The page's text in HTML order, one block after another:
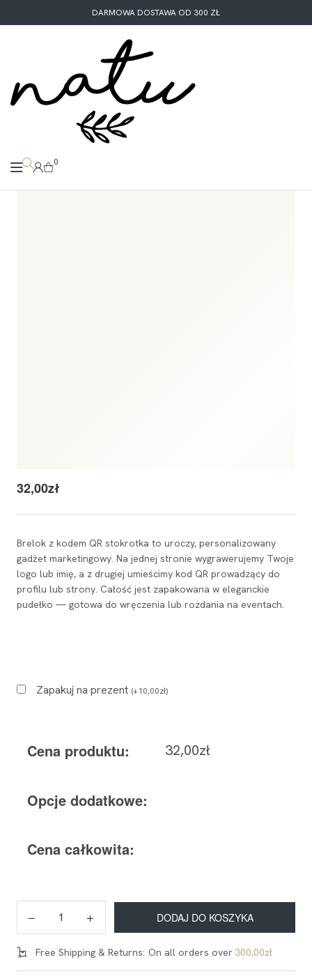
DARMOWA DOSTAWA OD 300 ZŁ
0
32,00zł
Brelok z kodem QR stokrotka to uroczy, personalizowany
gadżet marketingowy. Na jednej stronie wygrawerujemy Twoje
logo lub imię, a z drugiej umieścimy kod QR prowadzący do
profilu lub strony. Całość jest zapakowana w eleganckie
pudełko — gotowa do wręczenia lub rozdania na eventach.
Zapakuj na prezent (+10,00zł)
Cena produktu: 32,00zł
Opcje dodatkowe:
Cena całkowita:
DODAJ DO KOSZYKA
Free Shipping & Returns: On all orders over 300,00zł